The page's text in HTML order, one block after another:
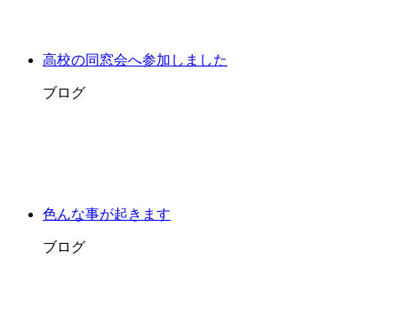
高校の同窓会へ参加しました
ブログ
色んな事が起きます
ブログ